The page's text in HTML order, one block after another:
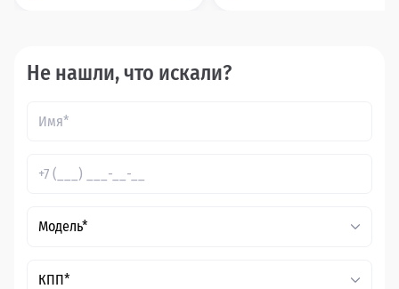
Не нашли, что искали?
Модель*
КПП*